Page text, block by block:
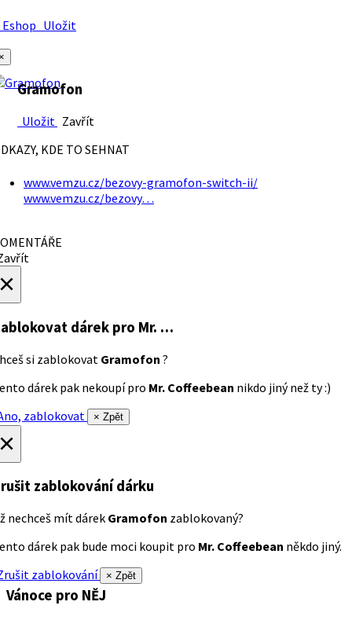
Uložit
Gramofon
Uložit Zavřít
KDE TO SEHNAT
www.vemzu.cz/bezovy-gramofon-switch-ii/
www.vemzu.cz/bezovy…
dárek pro Mr. …
si zablokovat Gramofon ?
dárek pak nekoupí pro Mr. Coffeebean nikdo jiný než ty :)
zablokovat
× Zpět
zablokování dárku
nechceš mít dárek Gramofon zablokovaný?
dárek pak bude moci koupit pro Mr. Coffeebean někdo jiný.
zablokování
× Zpět
Vánoce pro NĚJ